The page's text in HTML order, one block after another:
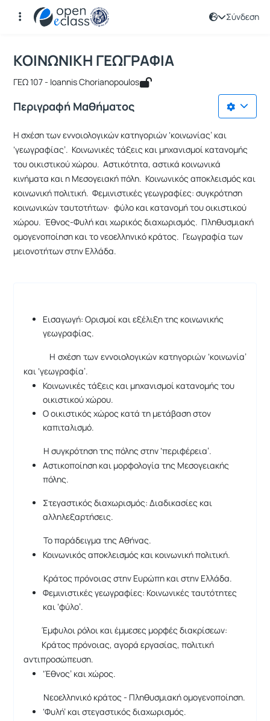
Σύνδεση
Αρχική Σελίδα
Μάθημα : ΚΟΙΝΩΝΙΚΗ ΓΕΩΓΡΑΦΙΑ
Κωδικός : GEO129
ΚΟΙΝΩΝΙΚΗ ΓΕΩΓΡΑΦΙΑ
ΓΕΩ 107 - Ioannis Chorianopoulos
Περιγραφή Μαθήματος
Η σχέση των εννοιολογικών κατηγοριών ‘κοινωνίας’ και
‘γεωγραφίας’. Κοινωνικές τάξεις και μηχανισμοί κατανομής
του οικιστικού χώρου. Αστικότητα, αστικά κοινωνικά
κινήματα και η Μεσογειακή πόλη. Κοινωνικός αποκλεισμός και
κοινωνική πολιτική. Φεμινιστικές γεωγραφίες: συγκρότηση
κοινωνικών ταυτοτήτων· φύλο και κατανομή του οικιστικού
χώρου. Έθνος-Φυλή και χωρικός διαχωρισμός. Πληθυσμιακή
ομογενοποίηση και το νεοελληνικό κράτος. Γεωγραφία των
μειονοτήτων στην Ελλάδα.
Εισαγωγή: Ορισμοί και εξέλιξη της κοινωνικής
γεωγραφίας.
Η σχέση των εννοιολογικών κατηγοριών ‘κοινωνία’
και ‘γεωγραφία’.
Κοινωνικές τάξεις και μηχανισμοί κατανομής του
οικιστικού χώρου.
Ο οικιστικός χώρος κατά τη μετάβαση στον
καπιταλισμό.
Η συγκρότηση της πόλης στην ‘περιφέρεια’.
Αστικοποίηση και μορφολογία της Μεσογειακής
πόλης.
Στεγαστικός διαχωρισμός: Διαδικασίες και
αλληλεξαρτήσεις.
Το παράδειγμα της Αθήνας.
Κοινωνικός αποκλεισμός και κοινωνική πολιτική.
Κράτος πρόνοιας στην Ευρώπη και στην Ελλάδα.
Φεμινιστικές γεωγραφίες: Κοινωνικές ταυτότητες
και ‘φύλο’.
Έμφυλοι ρόλοι και έμμεσες μορφές διακρίσεων:
Κράτος πρόνοιας, αγορά εργασίας, πολιτική
αντιπροσώπευση.
‘Έθνος’ και χώρος.
Νεοελληνικό κράτος - Πληθυσμιακή ομογενοποίηση.
‘Φυλή’ και στεγαστικός διαχωρισμός.